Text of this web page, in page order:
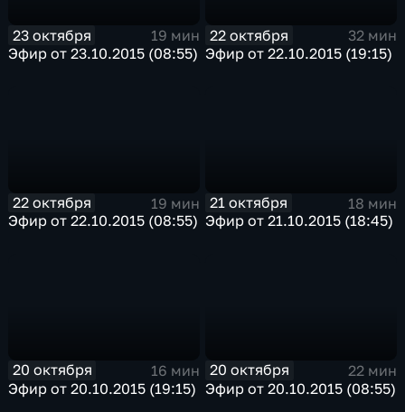
23 октября
19 мин
Эфир от 23.10.2015 (08:55)
22 октября
32 мин
Эфир от 22.10.2015 (19:15)
22 октября
19 мин
Эфир от 22.10.2015 (08:55)
21 октября
18 мин
Эфир от 21.10.2015 (18:45)
20 октября
16 мин
Эфир от 20.10.2015 (19:15)
20 октября
22 мин
Эфир от 20.10.2015 (08:55)